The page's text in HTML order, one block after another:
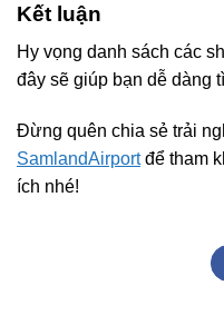
Kết luận
Hy vọng danh sách các
đây sẽ giúp bạn dễ dàng
Đừng quên chia sẻ trải
SamlandAirportđể tham
ích nhé!